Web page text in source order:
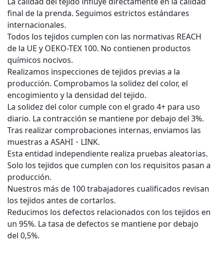
final de la prenda. Seguimos estrictos estándares
internacionales.
Todos los tejidos cumplen con las normativas REACH
de la UE y OEKO-TEX 100. No contienen productos
químicos nocivos.
Realizamos inspecciones de tejidos previas a la
producción. Comprobamos la solidez del color, el
encogimiento y la densidad del tejido.
La solidez del color cumple con el grado 4+ para uso
diario. La contracción se mantiene por debajo del 3%.
Tras realizar comprobaciones internas, enviamos las
muestras a ASAHI・LINK.
Esta entidad independiente realiza pruebas aleatorias.
Solo los tejidos que cumplen con los requisitos pasan a
producción.
Nuestros más de 100 trabajadores cualificados revisan
los tejidos antes de cortarlos.
Reducimos los defectos relacionados con los tejidos en
un 95%. La tasa de defectos se mantiene por debajo
del 0,5%.